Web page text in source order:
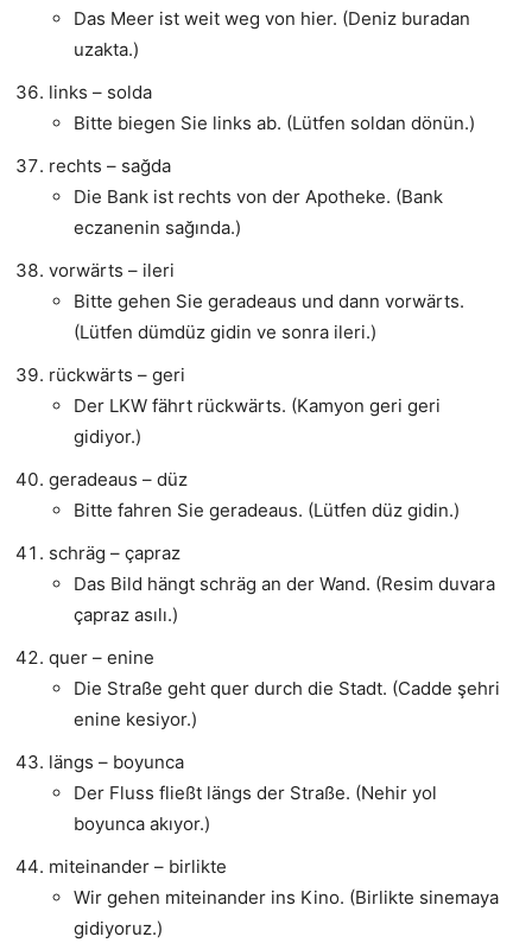
Das Meer ist weit weg von hier. (Deniz buradan
uzakta.)
links – solda
Bitte biegen Sie links ab. (Lütfen soldan dönün.)
rechts – sağda
Die Bank ist rechts von der Apotheke. (Bank
eczanenin sağında.)
vorwärts – ileri
Bitte gehen Sie geradeaus und dann vorwärts.
(Lütfen dümdüz gidin ve sonra ileri.)
rückwärts – geri
Der LKW fährt rückwärts. (Kamyon geri geri
gidiyor.)
geradeaus – düz
Bitte fahren Sie geradeaus. (Lütfen düz gidin.)
schräg – çapraz
Das Bild hängt schräg an der Wand. (Resim duvara
çapraz asılı.)
quer – enine
Die Straße geht quer durch die Stadt. (Cadde şehri
enine kesiyor.)
längs – boyunca
Der Fluss fließt längs der Straße. (Nehir yol
boyunca akıyor.)
miteinander – birlikte
Wir gehen miteinander ins Kino. (Birlikte sinemaya
gidiyoruz.)